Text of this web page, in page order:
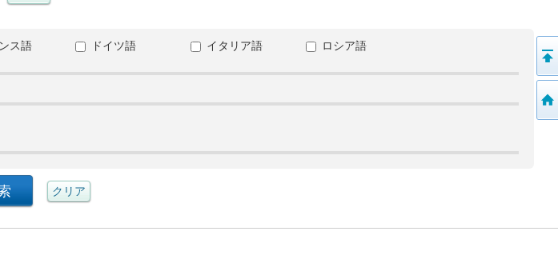
ス語 ドイツ語 イタリア語
ロシア語